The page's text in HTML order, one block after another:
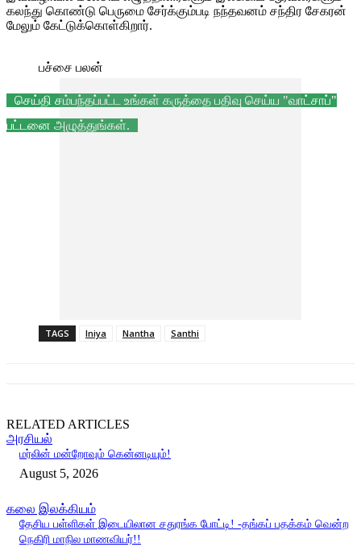
கலந்து கொண்டு பெருமை சேர்க்கும்படி நந்தவனம் சந்திர சேகரன்
மேலும் கேட்டுக்கொள்கிறார்.
பச்சை பலன்
செய்தி சம்பந்தப்பட்ட உங்கள் கருத்தை பதிவு செய்ய "வாட்சாப்"
பட்டனை அழுத்துங்கள்.
TAGS Iniya Nantha Santhi
RELATED ARTICLES
அரசியல்
மர்லின் மன்றோவும் கென்னடியும்!
August 5, 2026
கலை இலக்கியம்
தேசிய பள்ளிகள் இடையிலான சதுரங்க போட்டி! -தங்கப் பதக்கம் வென்ற
நெகிரி மாநில மாணவியர்!!